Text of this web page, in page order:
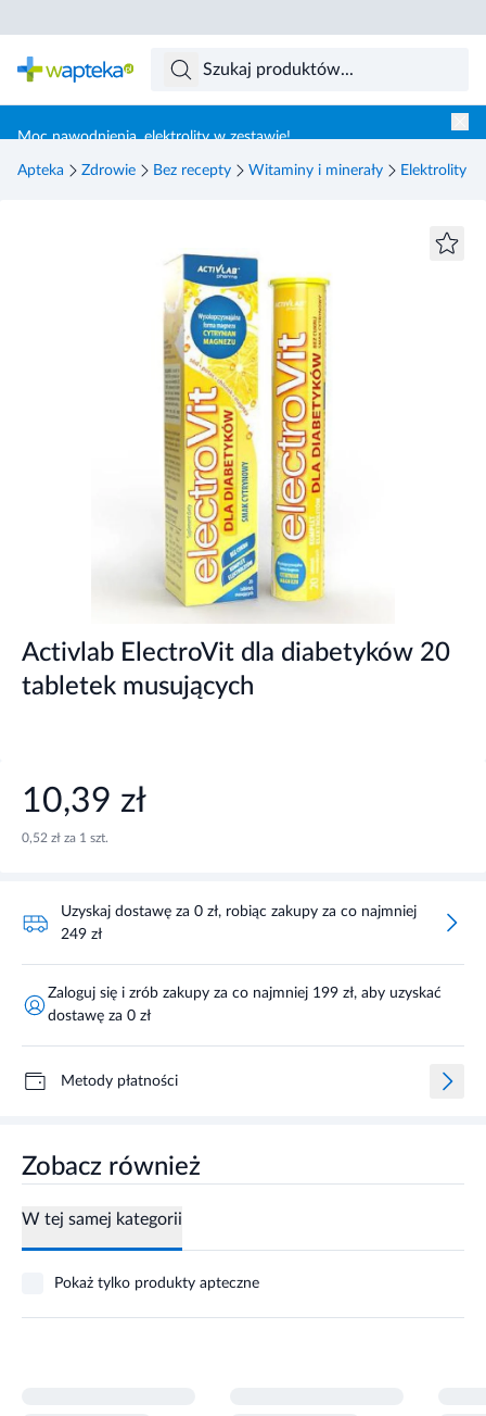
Moc nawodnienia, elektrolity w zestawie!
Apteka Zdrowie Bez recepty Witaminy i minerały Elektrolity
Activlab ElectroVit dla diabetyków 20
tabletek musujących
10,39 zł
0,52 zł za 1 szt.
Uzyskaj dostawę za 0 zł, robiąc zakupy za co najmniej
249 zł
Zaloguj się i zrób zakupy za co najmniej 199 zł, aby uzyskać
dostawę za 0 zł
Metody płatności
Zobacz również
W tej samej kategorii
Pokaż tylko produkty apteczne